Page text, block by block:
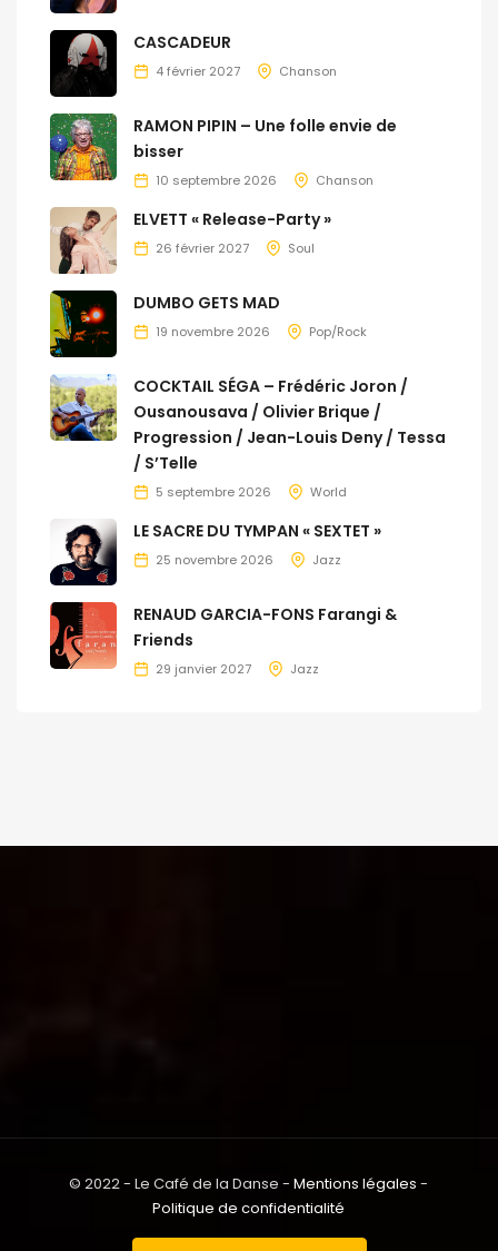
CASCADEUR
4 février 2027 Chanson
RAMON PIPIN – Une folle envie de
bisser
10 septembre 2026 Chanson
ELVETT « Release-Party »
26 février 2027 Soul
DUMBO GETS MAD
19 novembre 2026 Pop/Rock
COCKTAIL SÉGA – Frédéric Joron /
Ousanousava / Olivier Brique /
Progression / Jean-Louis Deny / Tessa
/ S’Telle
5 septembre 2026 World
LE SACRE DU TYMPAN « SEXTET »
25 novembre 2026 Jazz
RENAUD GARCIA-FONS Farangi &
Friends
29 janvier 2027 Jazz
© 2022 - Le Café de la Danse -Mentions légales -
Politique de confidentialité